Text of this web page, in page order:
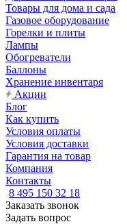
Товары для дома и сада
Газовое оборудование
Горелки и плиты
Лампы
Обогреватели
Баллоны
Хранение инвентаря
Акции
Блог
Как купить
Условия оплаты
Условия доставки
Гарантия на товар
Компания
Контакты
8 495 150 32 18
Заказать звонок
Задать вопрос